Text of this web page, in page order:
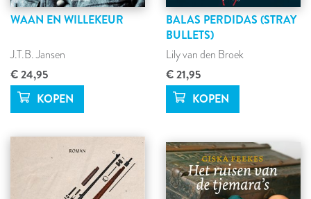
WAAN EN WILLEKEUR
J.T.B. Jansen
€ 24,95
BALAS PERDIDAS (STRAY
BULLETS)
Lily van den Broek
€ 21,95